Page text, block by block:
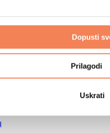
Dopusti
Prilagodi
Uskrati